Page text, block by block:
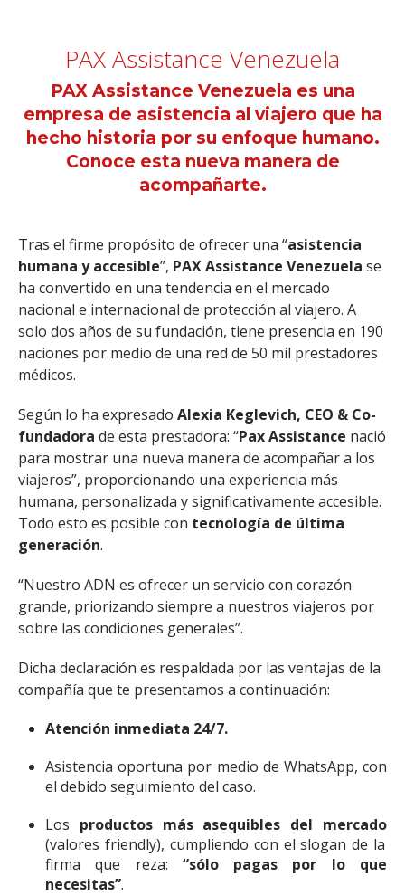
PAX Assistance Venezuela
PAX Assistance Venezuela es una
empresa de asistencia al viajero que ha
hecho historia por su enfoque humano.
Conoce esta nueva manera de
acompañarte.
Tras el firme propósito de ofrecer una “asistencia
humana y accesible”, PAX Assistance Venezuela se
ha convertido en una tendencia en el mercado
nacional e internacional de protección al viajero. A
solo dos años de su fundación, tiene presencia en 190
naciones por medio de una red de 50 mil prestadores
médicos.
Según lo ha expresado Alexia Keglevich, CEO & Co-
fundadora de esta prestadora: “Pax Assistance nació
para mostrar una nueva manera de acompañar a los
viajeros”, proporcionando una experiencia más
humana, personalizada y significativamente accesible.
Todo esto es posible con tecnología de última
generación.
“Nuestro ADN es ofrecer un servicio con corazón
grande, priorizando siempre a nuestros viajeros por
sobre las condiciones generales”.
Dicha declaración es respaldada por las ventajas de la
compañía que te presentamos a continuación:
Atención inmediata 24/7.
Asistencia oportuna por medio de WhatsApp, con
el debido seguimiento del caso.
Los productos más asequibles del mercado
(valores friendly), cumpliendo con el slogan de la
firma que reza: “sólo pagas por lo que
necesitas”.